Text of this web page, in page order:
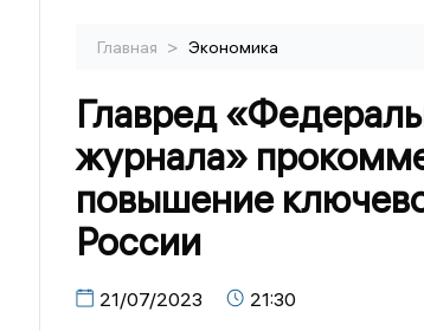
Главная > Экономика
Главред
журнала»
повышение
России
21/07/2023 21:30